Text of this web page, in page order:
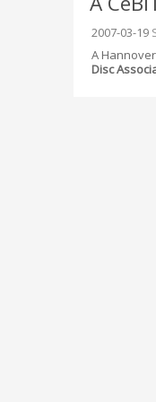
Beküldve:
2007-03-19
A
Disc